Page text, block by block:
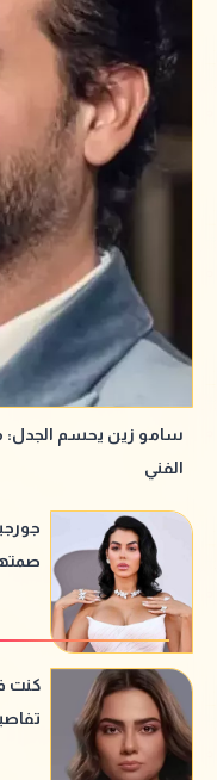
سامو زين يحسم الجدل:
الفني
كنت